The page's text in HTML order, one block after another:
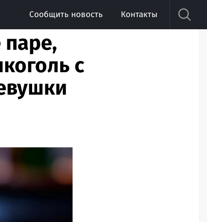
Сообщить новость Контакты
с